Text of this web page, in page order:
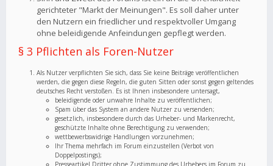
gerichteter "Markt der Meinungen". Es soll daher unter
den Nutzern ein friedlicher und respektvoller Umgang
ohne beleidigende Anfeindungen gepflegt werden.
§ 3 Pflichten als Foren-Nutzer
Als Nutzer verpflichten Sie sich, dass Sie keine Beiträge veröffentlichen
werden, die gegen diese Regeln, die guten Sitten oder sonst gegen geltendes
deutsches Recht verstoßen. Es ist Ihnen insbesondere untersagt,
beleidigende oder unwahre Inhalte zu veröffentlichen;
Spam über das System an andere Nutzer zu versenden;
gesetzlich, insbesondere durch das Urheber- und Markenrecht,
geschützte Inhalte ohne Berechtigung zu verwenden;
wettbewerbswidrige Handlungen vorzunehmen;
Ihr Thema mehrfach im Forum einzustellen (Verbot von
Doppelpostings);
Presseartikel Dritter ohne Zustimmung des Urhebers im Forum zu